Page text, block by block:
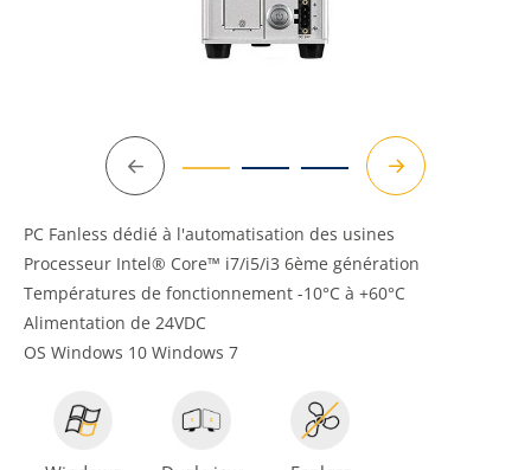
Précédent Suivant
PC Fanless dédié à l'automatisation des usines
Processeur Intel® Core™ i7/i5/i3 6ème génération
Températures de fonctionnement -10°C à +60°C
Alimentation de 24VDC
OS Windows 10 Windows 7